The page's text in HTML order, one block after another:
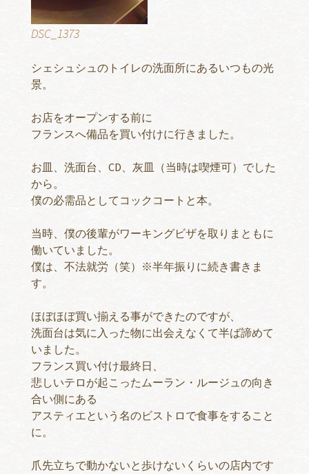
DSC_1373
シェシュシュのトイレの洗面所にあるいつもの光
景。
お店をオープンする前に
フランスへ備品を買い付けに行きました。
お皿、洗面台、CD、灰皿（当時は喫煙可）でした
から。
僕の必需品としてコックコートと本。
当時、僕の後輩がワーキングビザを取りまともに
働いていました。
僕は、不法就労（笑）※半年振りに続き書きま
す。
ほぼほぼ買い揃える事ができたのですが、
洗面台は気に入った物に出会えなくて半ば諦めて
いました。
フランス買い付け最終日、
悲しいテロが起こったムーラン・ルージュの向き
合い側にある
アスティエという名のビストロで食事をすること
に。
爪先立ちで動かないと歩けないくらいの店内です